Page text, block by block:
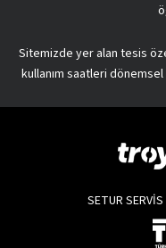
Sitemizde yer alan tesis
kullanım saatleri
SETUR